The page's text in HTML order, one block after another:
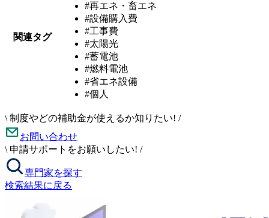
関連タグ
#再エネ・畜エネ
#設備購入費
#工事費
#太陽光
#蓄電池
#燃料電池
#省エネ設備
#個人
\ 制度やどの補助金が使えるか知りたい! /
お問い合わせ
\ 申請サポートをお願いしたい! /
専門家を探す
検索結果に戻る